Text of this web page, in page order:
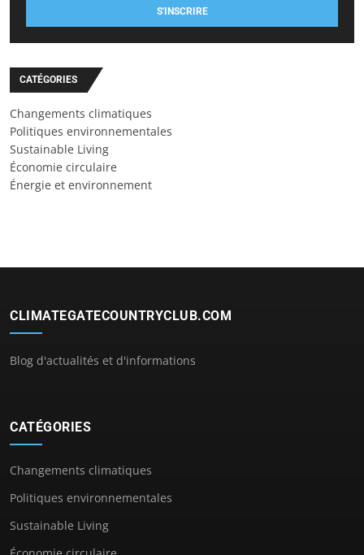
S'INSCRIRE
CATÉGORIES
Changements climatiques
Politiques environnementales
Sustainable Living
Économie circulaire
Énergie et environnement
CLIMATEGATECOUNTRYCLUB.COM
Blog d'actualités et d'informations
CATÉGORIES
Changements climatiques
Politiques environnementales
Sustainable Living